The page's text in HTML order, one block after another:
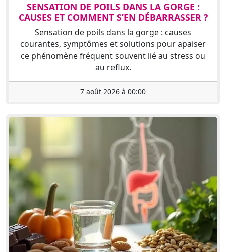
SENSATION DE POILS DANS LA GORGE :
CAUSES ET COMMENT S’EN DÉBARRASSER ?
Sensation de poils dans la gorge : causes
courantes, symptômes et solutions pour apaiser
ce phénomène fréquent souvent lié au stress ou
au reflux.
7 août 2026 à 00:00